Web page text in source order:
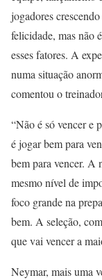
jogadores
felicidade, mas não
esses fatores. A
numa situação
comentou o
“Não é só vencer e
é jogar bem para
bem para vencer. A
mesmo nível de
foco grande na
bem. A seleção,
que vai vencer a
Neymar, mais uma